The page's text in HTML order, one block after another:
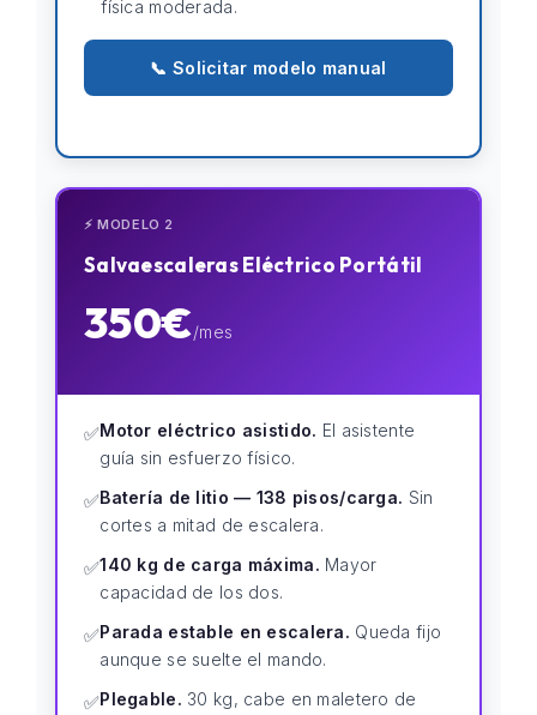
física moderada.
📞 Solicitar modelo manual
⚡ MODELO 2
Salvaescaleras Eléctrico Portátil
350€/mes
✅Motor eléctrico asistido. El asistente
guía sin esfuerzo físico.
✅Batería de litio — 138 pisos/carga. Sin
cortes a mitad de escalera.
✅140 kg de carga máxima. Mayor
capacidad de los dos.
✅Parada estable en escalera. Queda fijo
aunque se suelte el mando.
✅Plegable. 30 kg, cabe en maletero de